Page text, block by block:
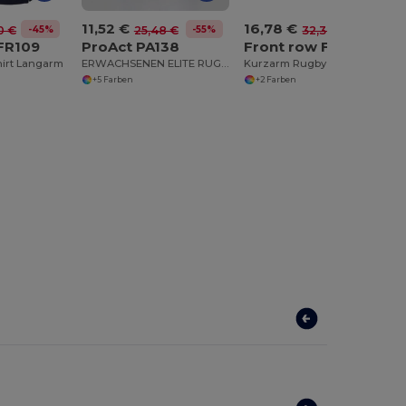
€ -45%
Langarm
11,52 € 25,48 € -55%
ProAct PA138
ERWACHSENEN ELITE RUGBYSHORT
+5 Farben
16,78 € 32,30 €
Front row FR003
Kurzarm Rugby T-Shirt
+2 Farben